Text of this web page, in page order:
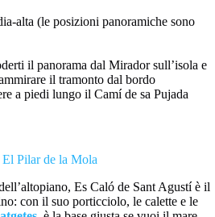
alta (le posizioni panoramiche sono
il panorama dal Mirador sull’isola e
il tramonto dal bordo
a piedi lungo il Camí de sa Pujada
Pilar de la Mola
Es Caló de Sant Agustí è il
con il suo porticciolo, le calette e le